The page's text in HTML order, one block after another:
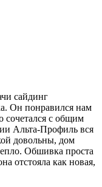
сайдинг
Он понравился нам
сочетался с общим
Альта-Профиль вся
довольны, дом
Обшивка проста
отстояла как новая,